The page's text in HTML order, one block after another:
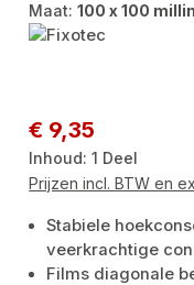
Maat:100 x 100
Normale prijs:
€ 9,35
Inhoud:1 Deel
Prijzen incl. BTW en
Stabiele
veerkrachtige
Films diagonale